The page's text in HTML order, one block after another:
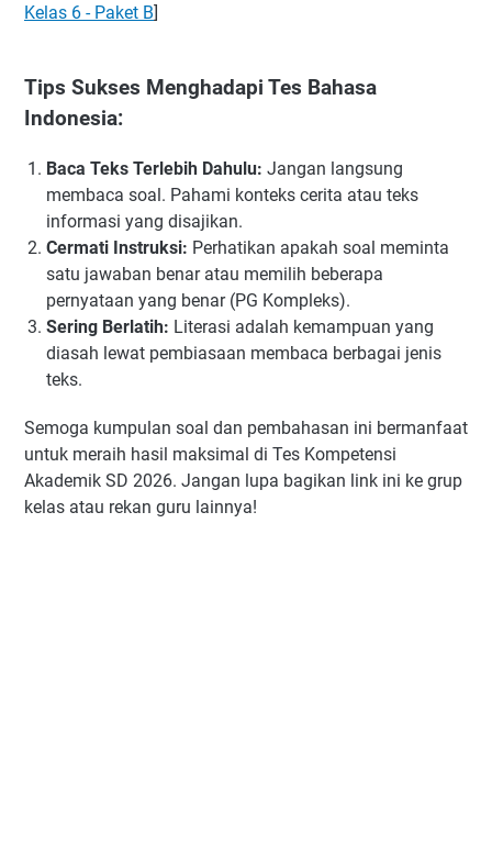
Kelas 6 - Paket B]
Tips Sukses Menghadapi Tes Bahasa
Indonesia:
Baca Teks Terlebih Dahulu: Jangan langsung
membaca soal. Pahami konteks cerita atau teks
informasi yang disajikan.
Cermati Instruksi: Perhatikan apakah soal meminta
satu jawaban benar atau memilih beberapa
pernyataan yang benar (PG Kompleks).
Sering Berlatih: Literasi adalah kemampuan yang
diasah lewat pembiasaan membaca berbagai jenis
teks.
Semoga kumpulan soal dan pembahasan ini bermanfaat
untuk meraih hasil maksimal di Tes Kompetensi
Akademik SD 2026. Jangan lupa bagikan link ini ke grup
kelas atau rekan guru lainnya!